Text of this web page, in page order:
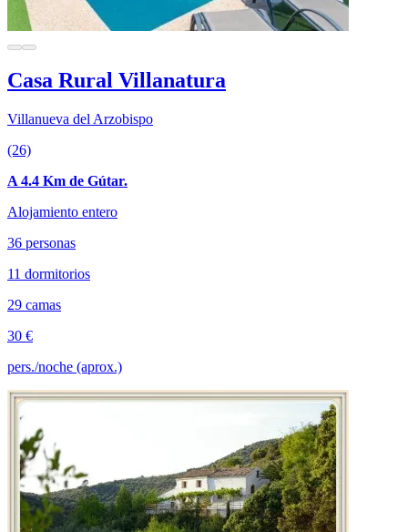
Casa Rural Villanatura
Villanueva del Arzobispo
(26)
A 4.4 Km de Gútar.
Alojamiento entero
36 personas
11 dormitorios
29 camas
30 €
pers./noche (aprox.)